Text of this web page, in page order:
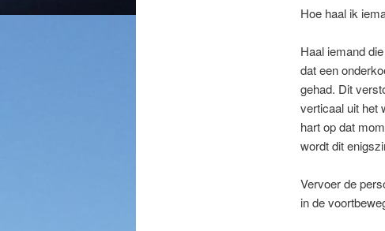
Hoe haal ik
Haal iemand
dat een
gehad. Dit
verticaal uit het
hart op dat
wordt dit
Vervoer de
in de